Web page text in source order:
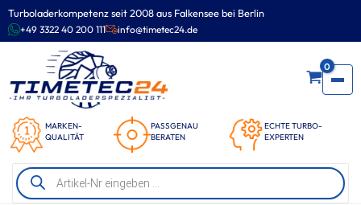
Turboladerkompetenz seit 2008 aus Falkensee bei Berlin
+49 3322 40 200 111 info@timetec24.de
MARKEN-
QUALITÄT
PASSGENAU
BERATEN
ECHTE TURBO-
EXPERTEN
0
Products
search
Zum
Inhalt
springen